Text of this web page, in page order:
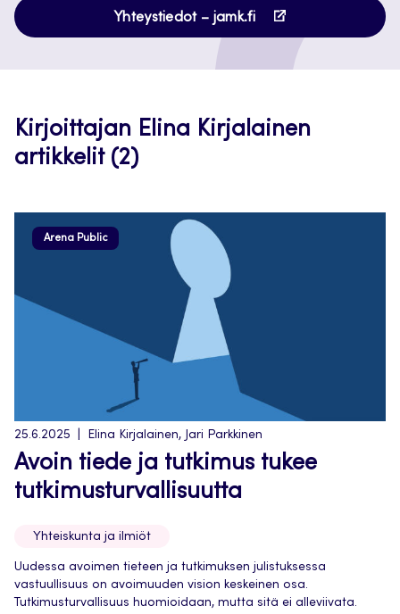
välilehteen
Yhteystiedot – jamk.fi
Avautuu
uuteen
välilehteen
Kirjoittajan Elina Kirjalainen
artikkelit (2)
Arena Public
25.6.2025 Elina Kirjalainen, Jari Parkkinen
Avoin tiede ja tutkimus tukee
tutkimusturvallisuutta
Yhteiskunta ja ilmiöt
Uudessa avoimen tieteen ja tutkimuksen julistuksessa
vastuullisuus on avoimuuden vision keskeinen osa.
Tutkimusturvallisuus huomioidaan, mutta sitä ei alleviivata.